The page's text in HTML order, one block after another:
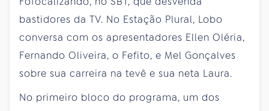
bastidores da TV. No Estação Plural, Lobo
conversa com os apresentadores Ellen Oléria,
Fernando Oliveira, o Fefito, e Mel Gonçalves
sobre sua carreira na tevê e sua neta Laura.
No primeiro bloco do programa, um dos